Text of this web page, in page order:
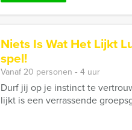
Niets Is Wat Het Lijkt
spel!
Vanaf 20 personen ‐ 4 uur
Durf jij op je instinct te
lijkt is een verrassende